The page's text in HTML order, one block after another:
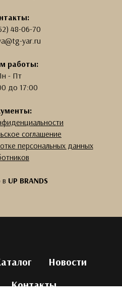
48-06-70
yar.ru
работы:
- Пт
до 17:00
соглашение
персональных данных
UP BRANDS
Новости
Контакты